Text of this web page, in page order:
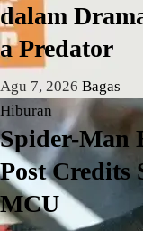
dalam
a Predator
Agu 7, 2026 Bagas
Hiburan
Spider-Man
Post Credits
MCU